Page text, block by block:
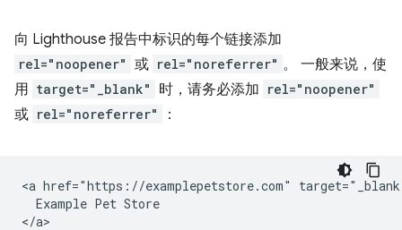
向 Lighthouse 报告中标识的每个链接添加
rel="noopener" 或 rel="noreferrer" 。 一般来说，使
用 target="_blank" 时，请务必添加 rel="noopener"
或 rel="noreferrer" ：
<a href="https://examplepetstore.com"
  Example Pet Store